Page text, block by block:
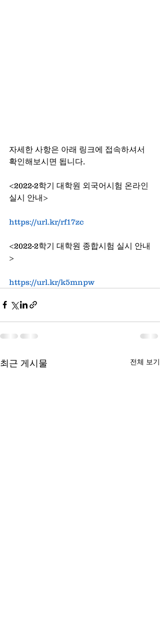
자세한 사항은 아래 링크에 접속하셔서
확인해보시면 됩니다.
<2022-2학기 대학원 외국어시험 온라인
실시 안내>
https://url.kr/rf17zc
<2022-2학기 대학원 종합시험 실시 안내
>
https://url.kr/k5mnpw
최근 게시물 전체 보기